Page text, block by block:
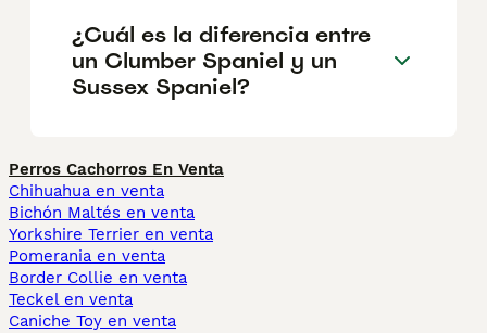
¿Cuál es la diferencia entre
un Clumber Spaniel y un
Sussex Spaniel?
Perros Cachorros En Venta
Chihuahua en venta
Bichón Maltés en venta
Yorkshire Terrier en venta
Pomerania en venta
Border Collie en venta
Teckel en venta
Caniche Toy en venta